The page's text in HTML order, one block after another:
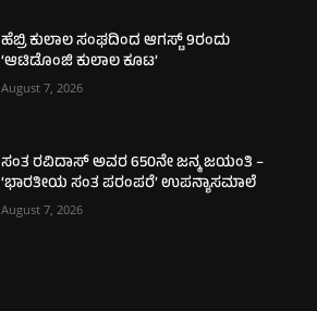
ಹೆಬ್ರಿ ಕುಲಾಲ ಸಂಘದಿಂದ ಆಗಸ್ಟ್ 9ರಂದು
‘ಆಟಿಡೊಂಜಿ ಕುಲಾಲ ಕೂಟ’
August 7, 2026
ಸಂತ ರವಿದಾಸ್ ಅವರ 650ನೇ ಜನ್ಮ ಜಯಂತಿ –
‘ಭಾರತೀಯ ಸಂತ ಪರಂಪರೆ’ ಉಪನ್ಯಾಸಮಾಲೆ
August 7, 2026